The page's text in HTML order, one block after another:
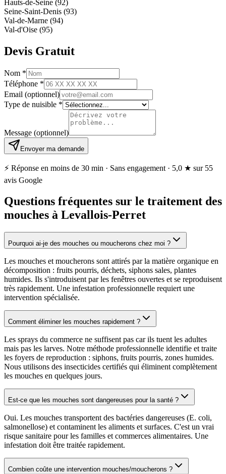
Hauts-de-Seine (92)
Seine-Saint-Denis (93)
Val-de-Marne (94)
Val-d'Oise (95)
Devis Gratuit
Nom *
Téléphone *
Email (optionnel)
Type de nuisible *
Message (optionnel)
Envoyer ma demande
⚡ Réponse en moins de 30 min · Sans engagement · 5,0 ★ sur 55
avis Google
Questions fréquentes sur le traitement des
mouches à Levallois-Perret
Pourquoi ai-je des mouches ou moucherons chez moi ?
Les mouches et moucherons sont attirés par la matière organique en
décomposition : fruits pourris, déchets, siphons sales, plantes
humides. Ils s'introduisent par les fenêtres ouvertes et se reproduisent
très rapidement. Une infestation professionnelle requiert une
intervention spécialisée.
Comment éliminer les mouches rapidement ?
Les sprays du commerce ne suffisent pas car ils tuent les adultes
mais pas les larves. Notre méthode professionnelle identifie et traite
les foyers de reproduction : siphons, fruits pourris, zones humides.
Nous utilisons des insecticides certifiés qui éliminent complètement
les mouches en quelques jours.
Est-ce que les mouches sont dangereuses pour la santé ?
Oui. Les mouches transportent des bactéries dangereuses (E. coli,
salmonellose) et contaminent les aliments et surfaces. C'est un vrai
risque sanitaire pour les familles et commerces alimentaires. Une
infestation doit être traitée rapidement.
Combien coûte une intervention mouches/moucherons ?